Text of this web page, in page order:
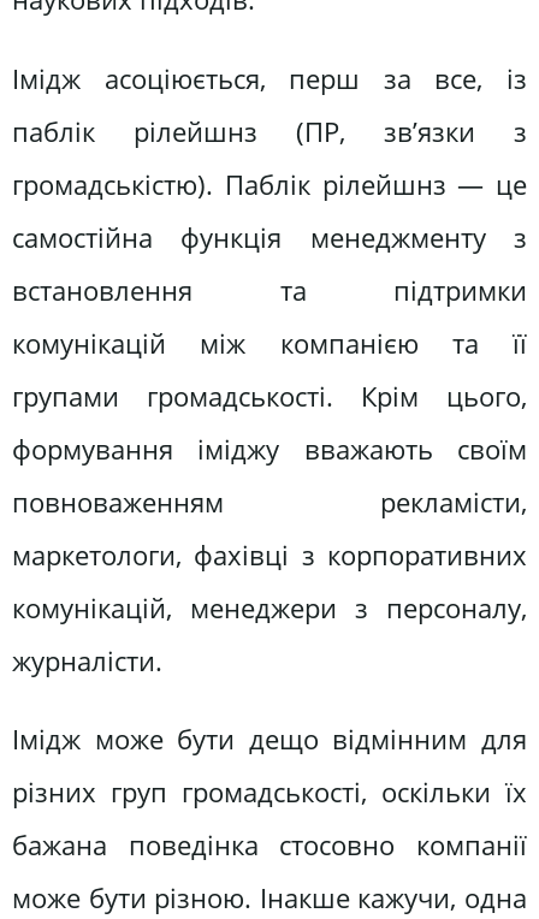
Імідж асоціюється, перш за все, із
паблік рілейшнз (ПР, зв’язки з
громадськістю). Паблік рілейшнз — це
самостійна функція менеджменту з
встановлення та підтримки
комунікацій між компанією та її
групами громадськості. Крім цього,
формування іміджу вважають своїм
повноваженням рекламісти,
маркетологи, фахівці з корпоративних
комунікацій, менеджери з персоналу,
журналісти.
Імідж може бути дещо відмінним для
різних груп громадськості, оскільки їх
бажана поведінка стосовно компанії
може бути різною. Інакше кажучи, одна